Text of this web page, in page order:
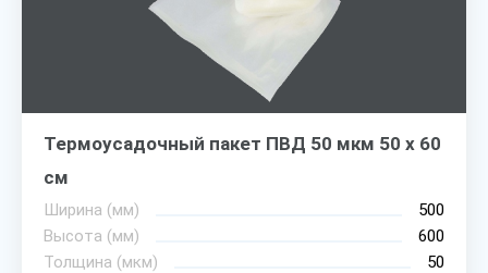
Термоусадочный пакет ПВД 50 мкм 50 х 60
см
Ширина (мм)
500
Высота (мм)
600
Толщина (мкм)
50